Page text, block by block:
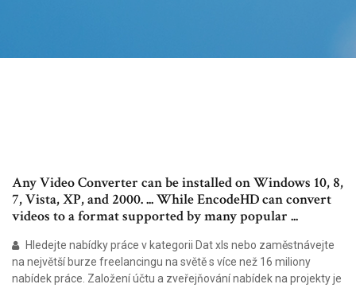
Any Video Converter can be installed on Windows 10, 8,
7, Vista, XP, and 2000. ... While EncodeHD can convert
videos to a format supported by many popular ...
Hledejte nabídky práce v kategorii Dat xls nebo zaměstnávejte
na největší burze freelancingu na světě s více než 16 miliony
nabídek práce. Založení účtu a zveřejňování nabídek na projekty je